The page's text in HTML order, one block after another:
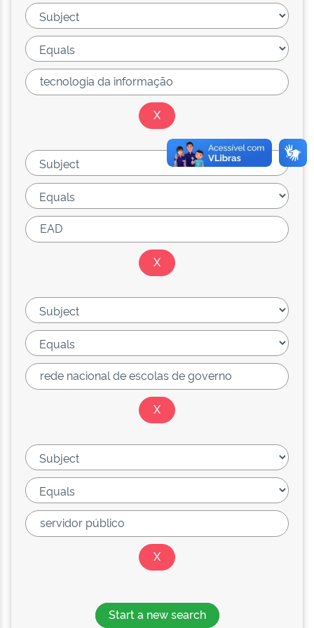
Start a new search